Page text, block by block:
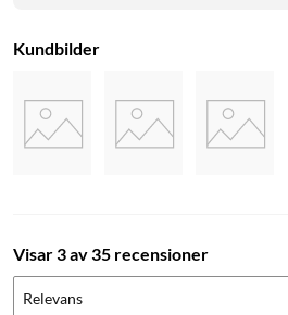
Kundbilder
Visar 3 av 35 recensioner
Relevans